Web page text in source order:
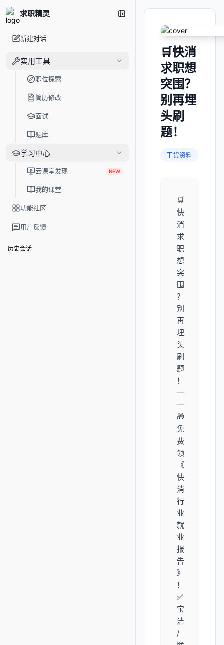
求职精灵
新建对话
实用工具
职位探索
简历修改
面试
题库
学习中心
云课堂发现 NEW
我的课堂
功能社区
用户反馈
历史会话
🛒快消
求职想
突围？
别再埋
头刷
题！
干货资料
🛒
快
消
求
职
想
突
围
？
别
再
埋
头
刷
题
！
—
—
🎁
免
费
领
《
快
消
行
业
就
业
报
告
》
！
✅
宝
洁
/